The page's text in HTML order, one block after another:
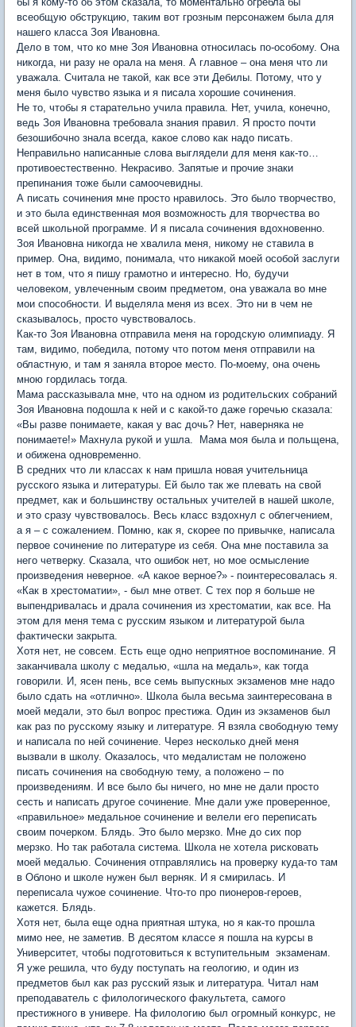
всеобщую обструкцию, таким вот грозным персонажем была для
нашего класса Зоя Ивановна.
Дело в том, что ко мне Зоя Ивановна относилась по-особому. Она
никогда, ни разу не орала на меня. А главное – она меня что ли
уважала. Считала не такой, как все эти Дебилы. Потому, что у
меня было чувство языка и я писала хорошие сочинения.
Не то, чтобы я старательно учила правила. Нет, учила, конечно,
ведь Зоя Ивановна требовала знания правил. Я просто почти
безошибочно знала всегда, какое слово как надо писать.
Неправильно написанные слова выглядели для меня как-то…
противоестественно. Некрасиво. Запятые и прочие знаки
препинания тоже были самоочевидны.
А писать сочинения мне просто нравилось. Это было творчество,
и это была единственная моя возможность для творчества во
всей школьной программе. И я писала сочинения вдохновенно.
Зоя Ивановна никогда не хвалила меня, никому не ставила в
пример. Она, видимо, понимала, что никакой моей особой заслуги
нет в том, что я пишу грамотно и интересно. Но, будучи
человеком, увлеченным своим предметом, она уважала во мне
мои способности. И выделяла меня из всех. Это ни в чем не
сказывалось, просто чувствовалось.
Как-то Зоя Ивановна отправила меня на городскую олимпиаду. Я
там, видимо, победила, потому что потом меня отправили на
областную, и там я заняла второе место. По-моему, она очень
мною гордилась тогда.
Мама рассказывала мне, что на одном из родительских собраний
Зоя Ивановна подошла к ней и с какой-то даже горечью сказала:
«Вы разве понимаете, какая у вас дочь? Нет, наверняка не
понимаете!» Махнула рукой и ушла. Мама моя была и польщена,
и обижена одновременно.
В средних что ли классах к нам пришла новая учительница
русского языка и литературы. Ей было так же плевать на свой
предмет, как и большинству остальных учителей в нашей школе,
и это сразу чувствовалось. Весь класс вздохнул с облегчением,
а я – с сожалением. Помню, как я, скорее по привычке, написала
первое сочинение по литературе из себя. Она мне поставила за
него четверку. Сказала, что ошибок нет, но мое осмысление
произведения неверное. «А какое верное?» - поинтересовалась я.
«Как в хрестоматии», - был мне ответ. С тех пор я больше не
выпендривалась и драла сочинения из хрестоматии, как все. На
этом для меня тема с русским языком и литературой была
фактически закрыта.
Хотя нет, не совсем. Есть еще одно неприятное воспоминание. Я
заканчивала школу с медалью, «шла на медаль», как тогда
говорили. И, ясен пень, все семь выпускных экзаменов мне надо
было сдать на «отлично». Школа была весьма заинтересована в
моей медали, это был вопрос престижа. Один из экзаменов был
как раз по русскому языку и литературе. Я взяла свободную тему
и написала по ней сочинение. Через несколько дней меня
вызвали в школу. Оказалось, что медалистам не положено
писать сочинения на свободную тему, а положено – по
произведениям. И все было бы ничего, но мне не дали просто
сесть и написать другое сочинение. Мне дали уже проверенное,
«правильное» медальное сочинение и велели его переписать
своим почерком. Блядь. Это было мерзко. Мне до сих пор
мерзко. Но так работала система. Школа не хотела рисковать
моей медалью. Сочинения отправлялись на проверку куда-то там
в Облоно и школе нужен был верняк. И я смирилась. И
переписала чужое сочинение. Что-то про пионеров-героев,
кажется. Блядь.
Хотя нет, была еще одна приятная штука, но я как-то прошла
мимо нее, не заметив. В десятом классе я пошла на курсы в
Университет, чтобы подготовиться к вступительным экзаменам.
Я уже решила, что буду поступать на геологию, и один из
предметов был как раз русский язык и литература. Читал нам
преподаватель с филологического факультета, самого
престижного в универе. На филологию был огромный конкурс, не